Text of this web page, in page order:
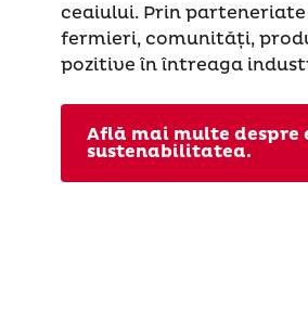
ceaiului. Prin
fermieri, comunități,
pozitive în întreaga
Află mai multe despre
sustenabilitatea.